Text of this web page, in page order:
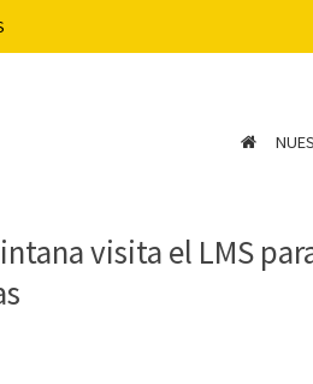
visita el LMS